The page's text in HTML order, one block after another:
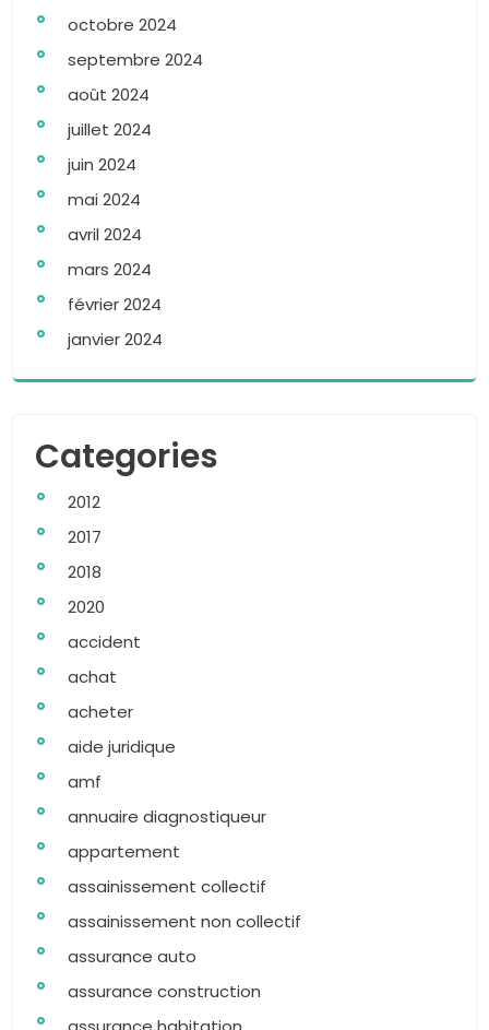
octobre 2024
septembre 2024
août 2024
juillet 2024
juin 2024
mai 2024
avril 2024
mars 2024
février 2024
janvier 2024
Categories
2012
2017
2018
2020
accident
achat
acheter
aide juridique
amf
annuaire diagnostiqueur
appartement
assainissement collectif
assainissement non collectif
assurance auto
assurance construction